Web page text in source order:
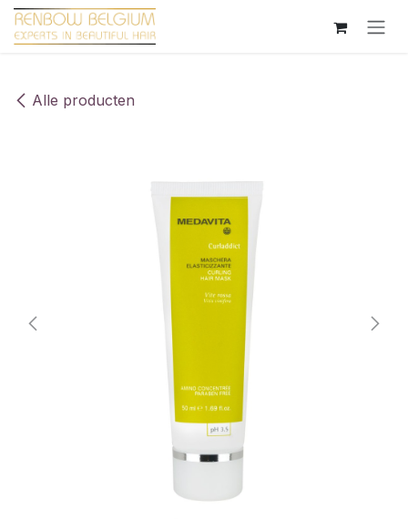
Overslaan naar inhoud
Alle producten